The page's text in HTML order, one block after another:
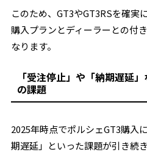
このため、GT3やGT3RSを確実
購入プランとディーラーとの付
なります。
「受注停止」や「納期遅延
の課題
2025年時点でポルシェGT3購入
期遅延」といった課題が引き続